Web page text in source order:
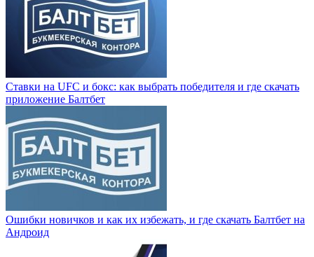
Ставки на UFC и бокс: как выбрать победителя и где скачать
приложение Балтбет
Ошибки новичков и как их избежать, и где скачать Балтбет на
Андроид